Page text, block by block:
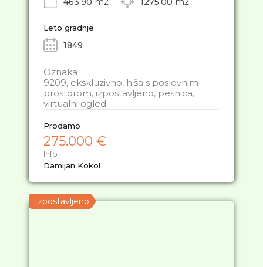
Leto gradnje
1849
Oznaka
9209, ekskluzivno, hiša s poslovnim
prostorom, izpostavljeno, pesnica,
virtualni ogled
Prodamo
275.000 €
Info
Damijan Kokol
Izpostavljeno